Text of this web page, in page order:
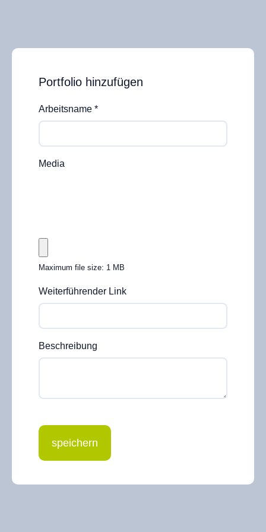
Portfolio hinzufügen
Arbeitsname *
Media
Maximum file size: 1 MB
Weiterführender Link
Beschreibung
speichern